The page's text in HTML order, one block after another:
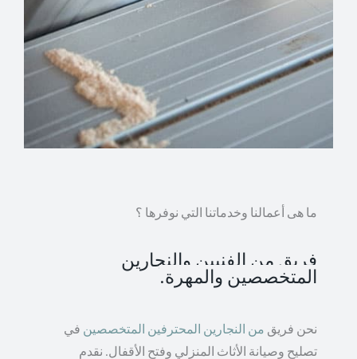
ما هى أعمالنا وخدماتنا التي نوفرها ؟
فريق من الفنيين والنجارين
المتخصصين والمهرة.
نحن فريق من النجارين المحترفين المتخصصين في
تصليح وصيانة الأثاث المنزلي وفتح الأقفال. نقدم